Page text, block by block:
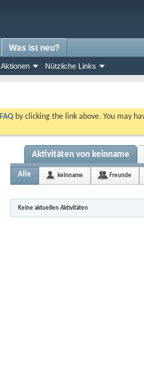
Aktionen Nützliche Links
Was ist neu?
FAQ by clicking the link above. You may
Aktivitäten von keinname
Alle keinname Freunde
Keine aktuellen Aktivitäten